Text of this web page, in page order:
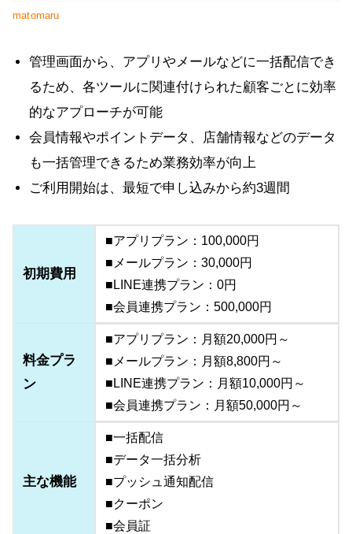
matomaru
管理画面から、アプリやメールなどに一括配信でき
るため、各ツールに関連付けられた顧客ごとに効率
的なアプローチが可能
会員情報やポイントデータ、店舗情報などのデータ
も一括管理できるため業務効率が向上
ご利用開始は、最短で申し込みから約3週間
初期費用
■アプリプラン：100,000円
■メールプラン：30,000円
■LINE連携プラン：0円
■会員連携プラン：500,000円
料金プラ
ン
■アプリプラン：月額20,000円～
■メールプラン：月額8,800円～
■LINE連携プラン：月額10,000円～
■会員連携プラン：月額50,000円～
主な機能
■一括配信
■データ一括分析
■プッシュ通知配信
■クーポン
■会員証